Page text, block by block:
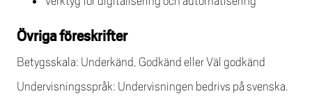
Övriga föreskrifter
Betygsskala: Underkänd, Godkänd eller Väl godkänd
Undervisningsspråk: Undervisningen bedrivs på svenska.